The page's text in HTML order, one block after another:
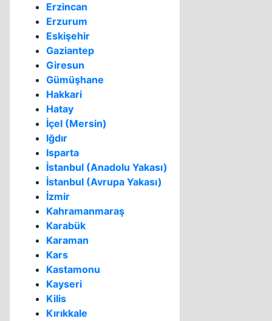
Erzincan
Erzurum
Eskişehir
Gaziantep
Giresun
Gümüşhane
Hakkari
Hatay
İçel (Mersin)
Iğdır
Isparta
İstanbul (Anadolu Yakası)
İstanbul (Avrupa Yakası)
İzmir
Kahramanmaraş
Karabük
Karaman
Kars
Kastamonu
Kayseri
Kilis
Kırıkkale